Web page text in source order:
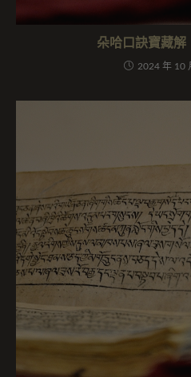
朵哈口訣寶藏解
2024 年 10